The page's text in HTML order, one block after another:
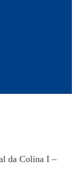
da Colina I –